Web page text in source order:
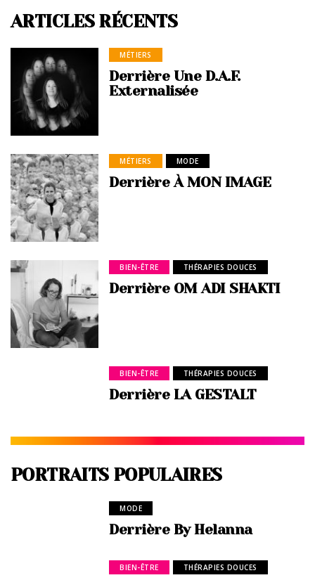
ARTICLES RÉCENTS
MÉTIERS
Derrière Une D.A.F.
Externalisée
MÉTIERS MODE
Derrière À MON IMAGE
BIEN-ÊTRE THÉRAPIES DOUCES
Derrière OM ADI SHAKTI
BIEN-ÊTRE THÉRAPIES DOUCES
Derrière LA GESTALT
PORTRAITS POPULAIRES
MODE
Derrière By Helanna
BIEN-ÊTRE THÉRAPIES DOUCES